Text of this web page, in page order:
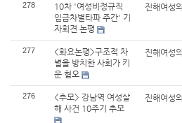
278
10차 '여성비정규직
임금차별타파 주간' 기
자회견 논평
진해여성
277
<화요논평>구조적 차
별을 방치한 사회가 키
운 혐오
진해여성
276
<추모> 강남역 여성살
해 사건 10주기 추모
진해여성